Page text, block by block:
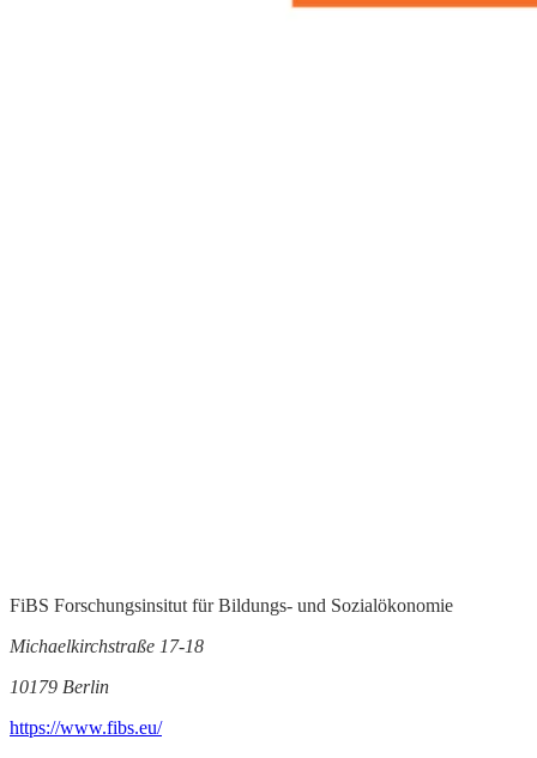
FiBS Forschungsinsitut für Bildungs- und Sozialökonomie
Michaelkirchstraße 17-18
10179 Berlin
https://www.fibs.eu/